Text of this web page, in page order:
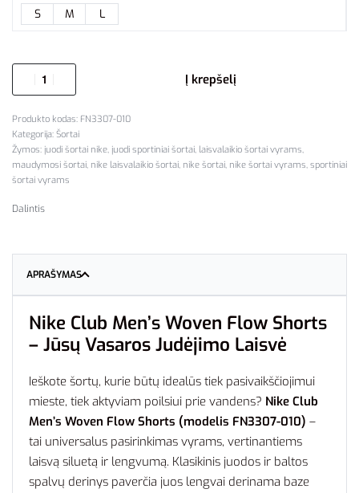
S M L
Į krepšelį
FN3307-010
Kategorija: Šortai
Žymos: juodi šortai nike, juodi sportiniai šortai, laisvalaikio šortai vyrams,
maudymosi šortai, nike laisvalaikio šortai, nike šortai, nike šortai vyrams, sportiniai
šortai vyrams
Dalintis
APRAŠYMAS
Nike Club Men’s Woven Flow Shorts
– Jūsų Vasaros Judėjimo Laisvė
Ieškote šortų, kurie būtų idealūs tiek pasivaikščiojimui
mieste, tiek aktyviam poilsiui prie vandens? Nike Club
Men’s Woven Flow Shorts (modelis FN3307-010) –
tai universalus pasirinkimas vyrams, vertinantiems
laisvą siluetą ir lengvumą. Klasikinis juodos ir baltos
spalvų derinys paverčia juos lengvai derinama baze